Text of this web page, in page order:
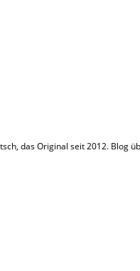
das Original seit 2012. Blog